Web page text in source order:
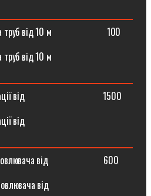
труб від 10 м⠀⠀⠀⠀⠀⠀⠀⠀100
труб від 10 м
від ⠀⠀⠀⠀⠀⠀⠀⠀⠀⠀⠀1500
від
від⠀⠀⠀⠀⠀⠀⠀⠀600
від